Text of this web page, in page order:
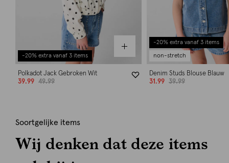
-20% extra vanaf 3 items
Polkadot Jack Gebroken Wit
39.99
49.99
-20% extra vanaf 3 items
non-stretch
Denim Studs Blouse Blauw
31.99
39.99
Soortgelijke items
Wij denken dat deze items